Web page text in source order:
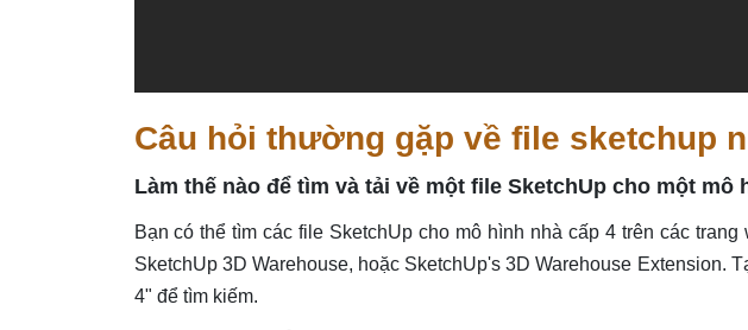
Câu hỏi thường gặp về file sketchup
Làm thế nào để tìm và tải về một file SketchUp cho một mô
Bạn có thể tìm các file SketchUp cho mô hình nhà cấp 4 trên các
SketchUp 3D Warehouse, hoặc SketchUp's 3D Warehouse Extension.
4" để tìm kiếm.